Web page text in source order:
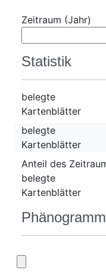
Zeitraum (Jahr)
Statistik
belegte
Kartenblätter
belegte
Kartenblätter
Anteil des
belegte
Kartenblätter
Phänogramm